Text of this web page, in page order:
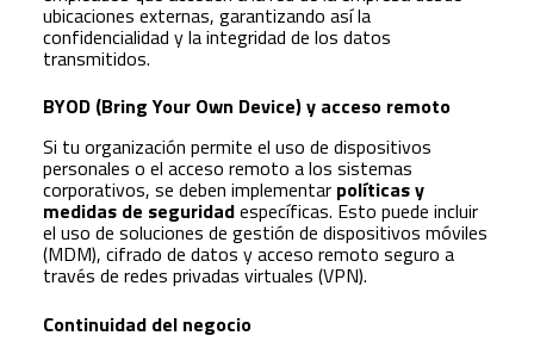
ubicaciones externas, garantizando así la
confidencialidad y la integridad de los datos
transmitidos.
BYOD (Bring Your Own Device) y acceso remoto
Si tu organización permite el uso de dispositivos
personales o el acceso remoto a los sistemas
corporativos, se deben implementar políticas y
medidas de seguridadespecíficas. Esto puede incluir
el uso de soluciones de gestión de dispositivos móviles
(MDM), cifrado de datos y acceso remoto seguro a
través de redes privadas virtuales (VPN).
Continuidad del negocio